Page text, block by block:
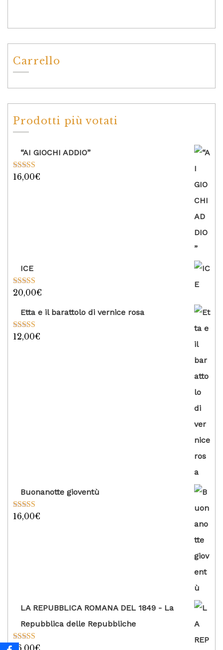
Carrello
Prodotti più votati
“AI GIOCHI ADDIO”
Valutato
16,00€
ICE
Valutato
20,00€
Etta e il barattolo di vernice rosa
Valutato
12,00€
Buonanotte gioventù
Valutato
16,00€
LA REPUBBLICA ROMANA DEL 1849 - La
Repubblica delle Repubbliche
Valutato